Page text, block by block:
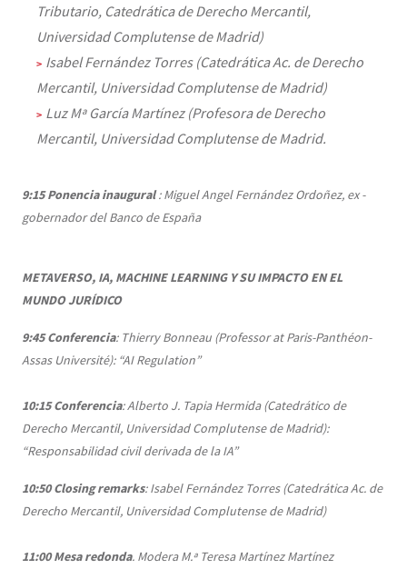
Tributario, Catedrática de Derecho Mercantil,
Universidad Complutense de Madrid)
Isabel Fernández Torres (Catedrática Ac. de Derecho
Mercantil, Universidad Complutense de Madrid)
Luz Mª García Martínez (Profesora de Derecho
Mercantil, Universidad Complutense de Madrid.
9:15 Ponencia inaugural: Miguel Angel Fernández Ordoñez, ex -
gobernador del Banco de España
METAVERSO, IA, MACHINE LEARNING Y SU IMPACTO EN EL
MUNDO JURÍDICO
9:45 Conferencia: Thierry Bonneau (Professor at Paris-Panthéon-
Assas Université): “AI Regulation”
10:15 Conferencia: Alberto J. Tapia Hermida (Catedrático de
Derecho Mercantil, Universidad Complutense de Madrid):
“Responsabilidad civil derivada de la IA”
10:50 Closing remarks: Isabel Fernández Torres (Catedrática Ac. de
Derecho Mercantil, Universidad Complutense de Madrid)
11:00 Mesa redonda. Modera M.ª Teresa Martínez Martínez